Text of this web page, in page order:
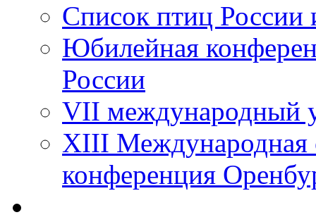
Список птиц России
Юбилейная
России
VII международный
XIII Международная
конференция